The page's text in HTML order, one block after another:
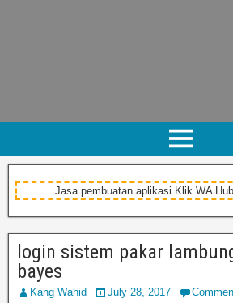
Jasa pembuatan aplikasi Klik WA
login sistem pakar
bayes
Kang Wahid July 28, 2017